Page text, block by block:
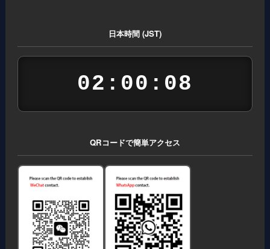
日本時間 (JST)
02:00:08
QRコードで簡単アクセス